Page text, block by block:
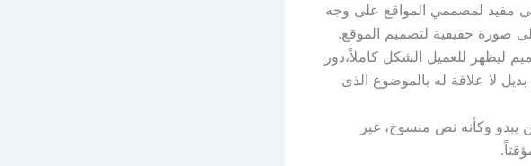
مفيد لمصممي المواقع على وجه
صورة حقيقية لتصميم الموقع.
للعميل الشكل كاملاً،دور
لا علاقة له بالموضوع الذى
وكأنه نص منسوخ، غير